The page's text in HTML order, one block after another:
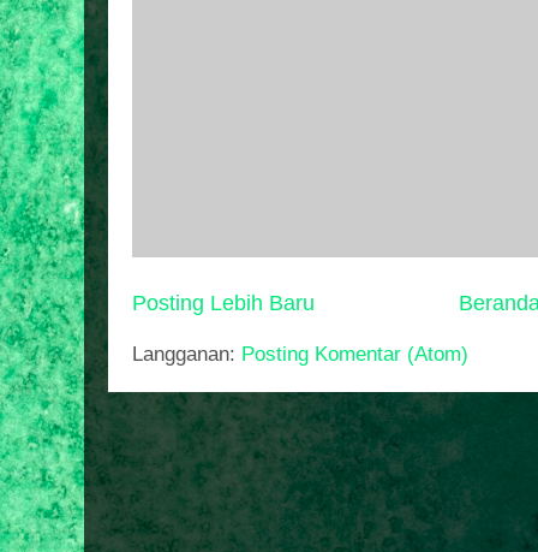
Posting Lebih Baru
Langganan: Posting Komentar (Atom)